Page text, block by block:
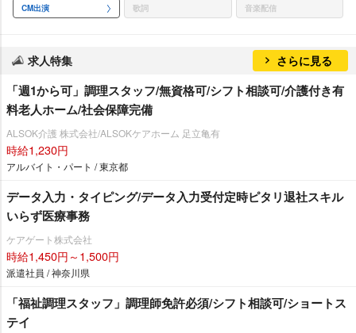
CM出演 歌詞 音楽配信
求人特集 さらに見る
「週1から可」調理スタッフ/無資格可/シフト相談可/介護付き有
料老人ホーム/社会保障完備
ALSOK介護 株式会社/ALSOKケアホーム 足立亀有
時給1,230円
アルバイト・パート / 東京都
データ入力・タイピング/データ入力受付定時ピタリ退社スキル
いらず医療事務
ケアゲート株式会社
時給1,450円～1,500円
派遣社員 / 神奈川県
「福祉調理スタッフ」調理師免許必須/シフト相談可/ショートス
テイ